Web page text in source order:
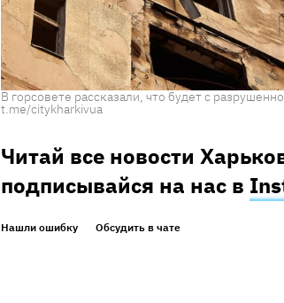
В горсовете рассказали, что будет с
t.me/citykharkivua
Читай все новости
подписывайся на нас в
Нашли ошибку Обсудить в чате